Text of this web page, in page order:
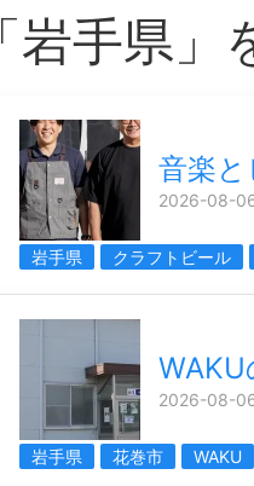
「岩手県
音楽
2026-08-
岩手県 クラフトビール
WAKU
2026-08-
岩手県 花巻市 WAKU